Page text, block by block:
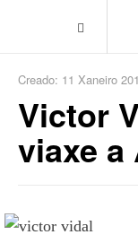
Creado: 11 Xaneiro
Victor
viaxe